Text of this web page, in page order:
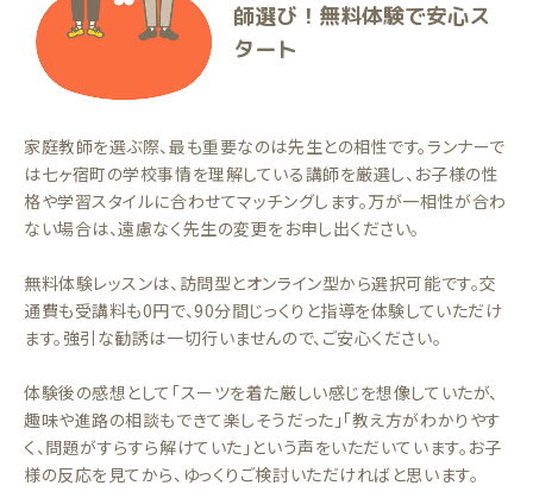
師選び！無料体験で安心ス
タート
家庭教師を選ぶ際、最も重要なのは先生との相性です。ランナーで
は七ヶ宿町の学校事情を理解している講師を厳選し、お子様の性
格や学習スタイルに合わせてマッチングします。万が一相性が合わ
ない場合は、遠慮なく先生の変更をお申し出ください。
無料体験レッスンは、訪問型とオンライン型から選択可能です。交
通費も受講料も0円で、90分間じっくりと指導を体験していただけ
ます。強引な勧誘は一切行いませんので、ご安心ください。
体験後の感想として「スーツを着た厳しい感じを想像していたが、
趣味や進路の相談もできて楽しそうだった」「教え方がわかりやす
く、問題がすらすら解けていた」という声をいただいています。お子
様の反応を見てから、ゆっくりご検討いただければと思います。